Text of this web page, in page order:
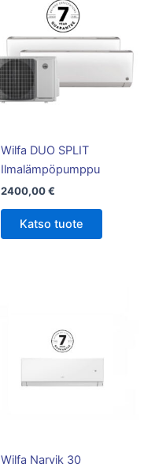
Wilfa DUO SPLIT
Ilmalämpöpumppu
2400,00€
Katso tuote
Wilfa Narvik 30